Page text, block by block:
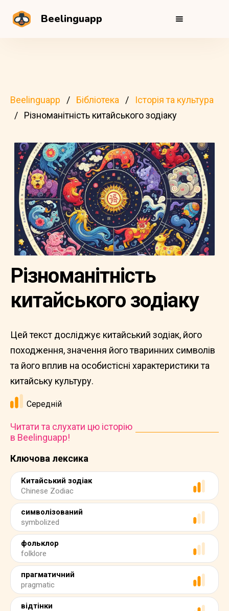
Beelinguapp
Beelinguapp Бібліотека
Історія та культура
Різноманітність китайського зодіаку
Ключова лексика
Китайський зодіак
Chinese Zodiac
символізований
symbolized
фольклор
folklore
прагматичний
pragmatic
відтінки
Різноманітність
китайського зодіаку
Цей текст досліджує китайський зодіак, його
походження, значення його тваринних символів
та його вплив на особистісні характеристики та
китайську культуру.
Середній
Читати та слухати цю історію
в Beelinguapp!